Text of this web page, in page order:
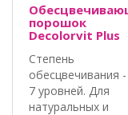
порошок
Decolorvit Plus
Selective
Степень
обесцвечивания
7 уровней. Для
натуральных и